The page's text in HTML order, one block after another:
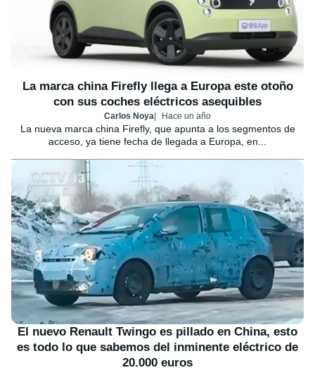
La marca china Firefly llega a Europa este otoño
con sus coches eléctricos asequibles
Carlos Noya Hace un año
La nueva marca china Firefly, que apunta a los segmentos de
acceso, ya tiene fecha de llegada a Europa, en...
El nuevo Renault Twingo es pillado en China, esto
es todo lo que sabemos del inminente eléctrico de
20.000 euros